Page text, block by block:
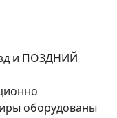
и ПОЗДНИЙ
оборудованы